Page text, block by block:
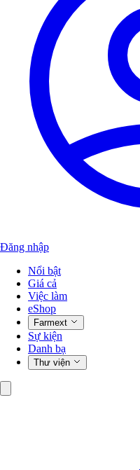
Đăng nhập
Nổi bật
Giá cả
Việc làm
eShop
Farmext
Sự kiện
Danh bạ
Thư viện